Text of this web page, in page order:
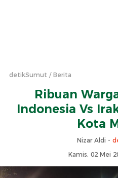
detikSumut Berita
Ribuan
Indonesia Vs
Kota
Nizar Aldi -
Kamis, 02 Mei